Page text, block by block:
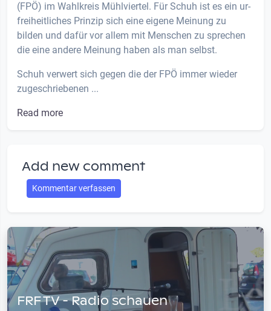
(FPÖ) im Wahlkreis Mühlviertel. Für Schuh ist es ein ur-
freiheitliches Prinzip sich eine eigene Meinung zu
bilden und dafür vor allem mit Menschen zu sprechen
die eine andere Meinung haben als man selbst.
Schuh verwert sich gegen die der FPÖ immer wieder
zugeschriebenen ...
Read more
Add new comment
Kommentar verfassen
FRF TV - Radio schauen